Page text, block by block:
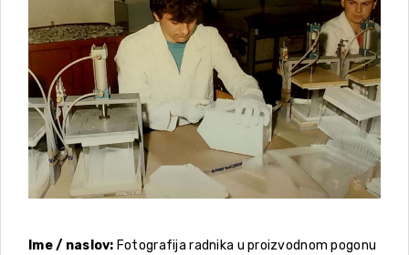
Ime / naslov Fotografija radnika u proizvodnom pogonu